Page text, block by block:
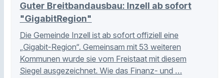
Guter Breitbandausbau: Inzell ab sofort
"GigabitRegion"
Die Gemeinde Inzell ist ab sofort offiziell eine
„Gigabit-Region“. Gemeinsam mit 53 weiteren
Kommunen wurde sie vom Freistaat mit diesem
Siegel ausgezeichnet. Wie das Finanz- und …